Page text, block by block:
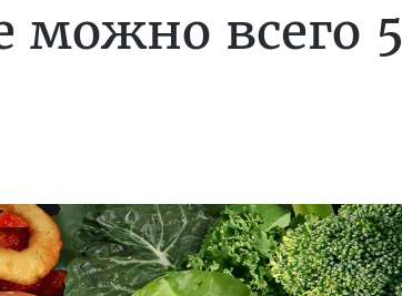
можно всего 5